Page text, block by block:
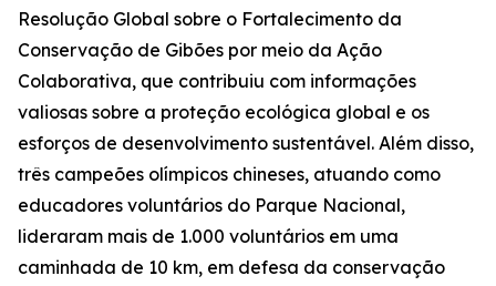
Resolução Global sobre o Fortalecimento da
Conservação de Gibões por meio da Ação
Colaborativa, que contribuiu com informações
valiosas sobre a proteção ecológica global e os
esforços de desenvolvimento sustentável. Além disso,
três campeões olímpicos chineses, atuando como
educadores voluntários do Parque Nacional,
lideraram mais de 1.000 voluntários em uma
caminhada de 10 km, em defesa da conservação